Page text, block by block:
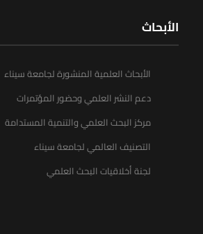
الأبحاث
الأبحاث العلمية المنشورة لجامعة سيناء
دعم النشر العلمي وحضور المؤتمرات
مركز البحث العلمي والتنمية المستدامة
التصنيف العالمي لجامعة سيناء
لجنة أخلاقيات البحث العلمي